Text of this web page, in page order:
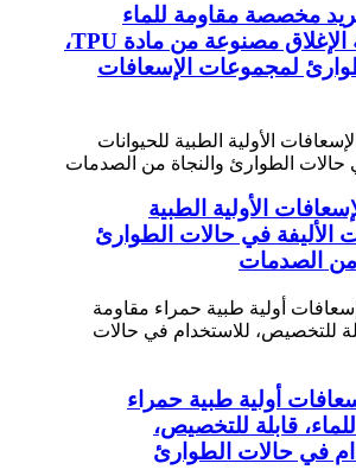
مخصصة مقاومة للماء
ومحكمة الإغلاق مصنوعة من مادة TPU،
لمجموعات الإسعافات
الأولية الطبية
الأليفة في حالات الطوارئ
من الصدمات
أولية طبية حمراء
قابلة للتخصيص،
في حالات الطوارئ